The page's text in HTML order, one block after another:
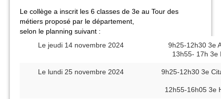
Le collège a inscrit les 6 classes de 3e au Tour des
métiers proposé par le département,
selon le planning suivant :
Le jeudi 14 novembre 2024
9h25-12h30 3e
13h55- 17h 3e
Le lundi 25 novembre 2024 9h25-12h30 3e
12h55-16h05 3e